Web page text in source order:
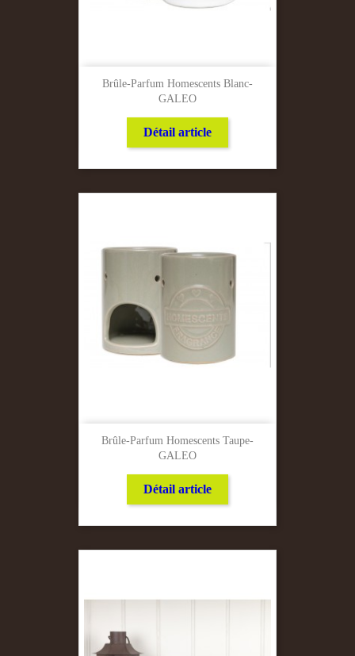
Brûle-Parfum Homescents Blanc-
GALEO
Détail article
Brûle-Parfum Homescents Taupe-
GALEO
Détail article